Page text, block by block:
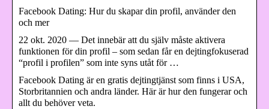
Facebook Dating: Hur du skapar din profil, använder den
och mer
22 okt. 2020 — Det innebär att du själv måste aktivera
funktionen för din profil – som sedan får en dejtingfokuserad
“profil i profilen” som inte syns utåt för …
Facebook Dating är en gratis dejtingtjänst som finns i USA,
Storbritannien och andra länder. Här är hur den fungerar och
allt du behöver veta.